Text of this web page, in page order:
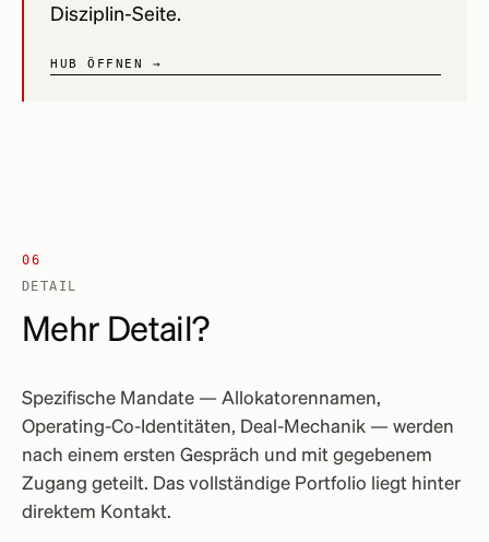
Disziplin-Seite.
HUB ÖFFNEN →
06
DETAIL
Mehr Detail?
Spezifische Mandate — Allokatorennamen,
Operating-Co-Identitäten, Deal-Mechanik — werden
nach einem ersten Gespräch und mit gegebenem
Zugang geteilt. Das vollständige Portfolio liegt hinter
direktem Kontakt.